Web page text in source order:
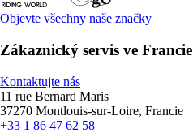
Objevte všechny naše značky
Zákaznický servis ve Francie
Kontaktujte nás
11 rue Bernard Maris
37270 Montlouis-sur-Loire, Francie
+33 1 86 47 62 58